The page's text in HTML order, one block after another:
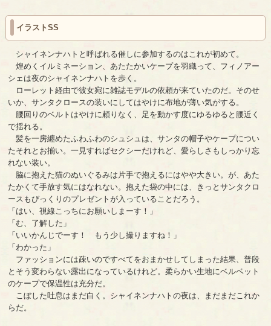
イラストSS
シャイネンナハトと呼ばれる催しに参加するのはこれが初めて。
煌めくイルミネーション、あたたかいケープを羽織って、フィノアー
シェは夜のシャイネンナハトを歩く。
ローレット経由で彼女宛に雑誌モデルの依頼が来ていたのだ。そのせ
いか、サンタクロースの装いにしてはやけに布地が薄い気がする。
腰回りのベルトはやけに頼りなく、足を動かす度にゆるゆると腰近く
で揺れる。
髪を一房纏めたふわふわのシュシュは、サンタの帽子やケープについ
たそれとお揃い。一見すればセクシーだけれど、愛らしさもしっかり忘
れない装い。
脇に抱えた猫のぬいぐるみは片手で抱えるにはやや大きい。が、あた
たかくて手放す気にはなれない。抱えた袋の中には、きっとサンタクロ
ースもびっくりのプレゼントが入っていることだろう。
「はい、視線こっちにお願いしまーす！」
「む、了解した」
「いいかんじでーす！ もう少し撮りますね！」
「わかった」
ファッションには疎いのですべてをおまかせしてしまった結果、普段
とそう変わらない露出になっているけれど。柔らかい生地にベルベット
のケープで保温性は充分だ。
こぼした吐息はまだ白く。シャイネンナハトの夜は、まだまだこれか
らだ。